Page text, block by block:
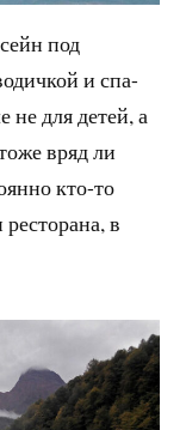
под
и спа-
не для детей, а
вряд ли
кто-то
в